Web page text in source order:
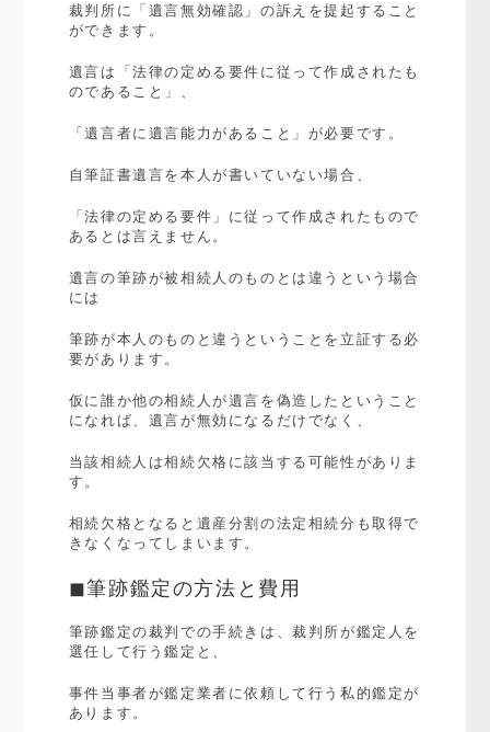
裁判所に「遺言無効確認」の訴えを提起すること
ができます。
遺言は「法律の定める要件に従って作成されたも
のであること」、
「遺言者に遺言能力があること」が必要です。
自筆証書遺言を本人が書いていない場合、
「法律の定める要件」に従って作成されたもので
あるとは言えません。
遺言の筆跡が被相続人のものとは違うという場合
には
筆跡が本人のものと違うということを立証する必
要があります。
仮に誰か他の相続人が遺言を偽造したということ
になれば、遺言が無効になるだけでなく、
当該相続人は相続欠格に該当する可能性がありま
す。
相続欠格となると遺産分割の法定相続分も取得で
きなくなってしまいます。
◼︎筆跡鑑定の方法と費用
筆跡鑑定の裁判での手続きは、裁判所が鑑定人を
選任して行う鑑定と、
事件当事者が鑑定業者に依頼して行う私的鑑定が
あります。